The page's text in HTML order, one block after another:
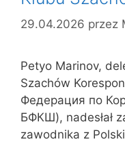
29.04.2026 przez
Petyo Marinov,
Szachów
Федерация по
БФКШ), nadesłał
zawodnika z